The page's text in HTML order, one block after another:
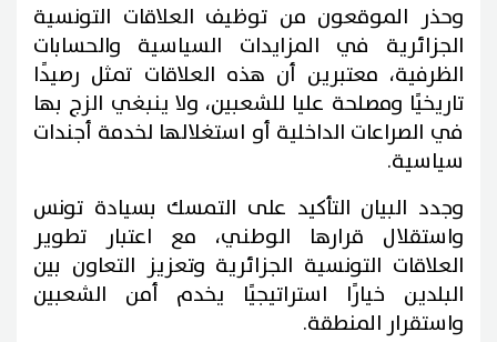
وحذر الموقعون من توظيف العلاقات التونسية
الجزائرية في المزايدات السياسية والحسابات
الظرفية، معتبرين أن هذه العلاقات تمثل رصيدًا
تاريخيًا ومصلحة عليا للشعبين، ولا ينبغي الزج بها
في الصراعات الداخلية أو استغلالها لخدمة أجندات
سياسية.
وجدد البيان التأكيد على التمسك بسيادة تونس
واستقلال قرارها الوطني، مع اعتبار تطوير
العلاقات التونسية الجزائرية وتعزيز التعاون بين
البلدين خيارًا استراتيجيًا يخدم أمن الشعبين
واستقرار المنطقة.